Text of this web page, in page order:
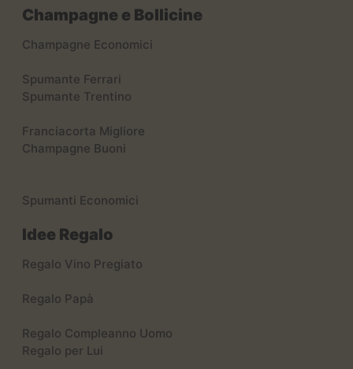
Champagne e Bollicine
Champagne Economici
Spumante Ferrari
Spumante Trentino
Franciacorta Migliore
Champagne Buoni
Spumanti Economici
Idee Regalo
Regalo Vino Pregiato
Regalo Papà
Regalo Compleanno Uomo
Regalo per Lui